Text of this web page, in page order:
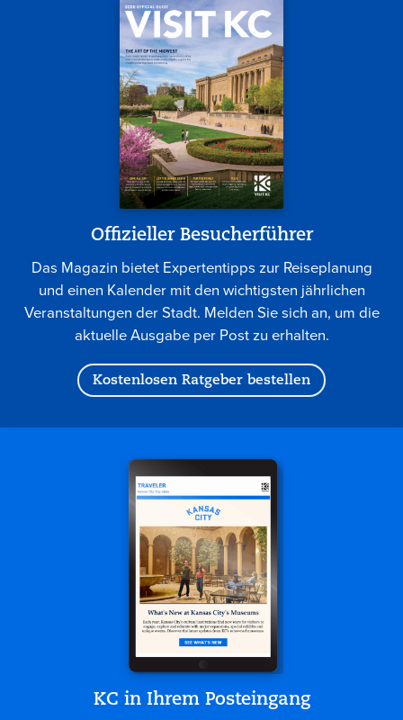
Offizieller Besucherführer
Das Magazin bietet Expertentipps zur Reiseplanung
und einen Kalender mit den wichtigsten jährlichen
Veranstaltungen der Stadt. Melden Sie sich an, um die
aktuelle Ausgabe per Post zu erhalten.
Kostenlosen Ratgeber bestellen
KC in Ihrem Posteingang